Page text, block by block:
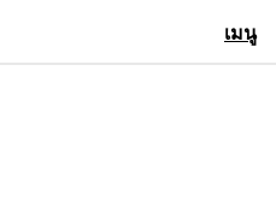
เมนู